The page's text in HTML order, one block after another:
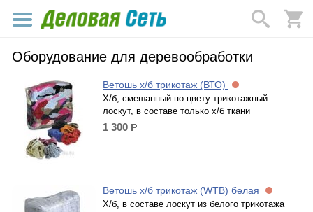
Оборудование для деревообработки
Ветошь х/б трикотаж (ВТО)
Х/б, смешанный по цвету трикотажный
лоскут, в составе только х/б ткани
1 300 р.
Ветошь х/б трикотаж (WТВ) белая
Х/б, в составе лоскут из белого трикотажа